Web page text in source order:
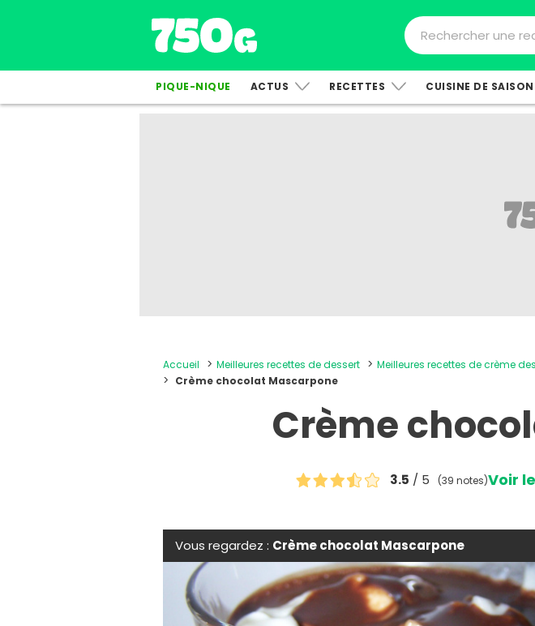
PIQUE-NIQUE ACTUS RECETTES CUISINE DE SAISON
Accueil Meilleures recettes de dessert Meilleures recettes de crème
Crème chocolat Mascarpone
Crème
3.5 / 5 (39 notes)Voir
Vous regardez : Crème chocolat Mascarpone